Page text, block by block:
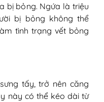
bị bỏng. Ngứa là triệu
bị bỏng không thể
tình trạng vết bỏng
tấy, trở nên căng
này có thể kéo dài từ